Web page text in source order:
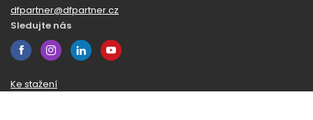
dfpartner@dfpartner.cz
Sledujte nás
Ke stažení